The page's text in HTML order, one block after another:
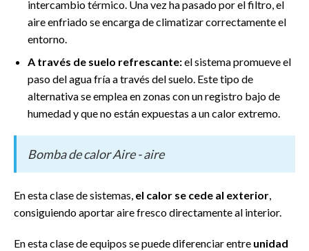
intercambio térmico. Una vez ha pasado por el filtro, el
aire enfriado se encarga de climatizar correctamente el
entorno.
A través de suelo refrescante:el sistema promueve el
paso del agua fría a través del suelo. Este tipo de
alternativa se emplea en zonas con un registro bajo de
humedad y que no están expuestas a un calor extremo.
Bomba de calor Aire - aire
En esta clase de sistemas, el calor se cede al exterior,
consiguiendo aportar aire fresco directamente al interior.
En esta clase de equipos se puede diferenciar entre unidad